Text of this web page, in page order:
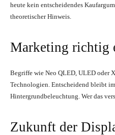
heute kein entscheidendes
theoretischer Hinweis.
Marketing richtig
Begriffe wie Neo QLED, ULED oder
Technologien. Entscheidend bleibt
Hintergrundbeleuchtung. Wer das
Zukunft der